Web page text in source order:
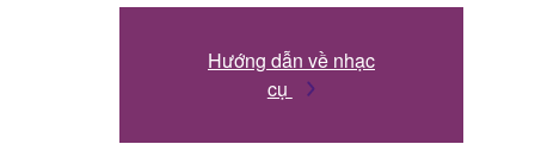
Hướng dẫn về nhạc
cụ